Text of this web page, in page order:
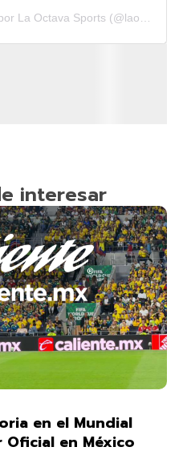
interesar
en el Mundial
en México